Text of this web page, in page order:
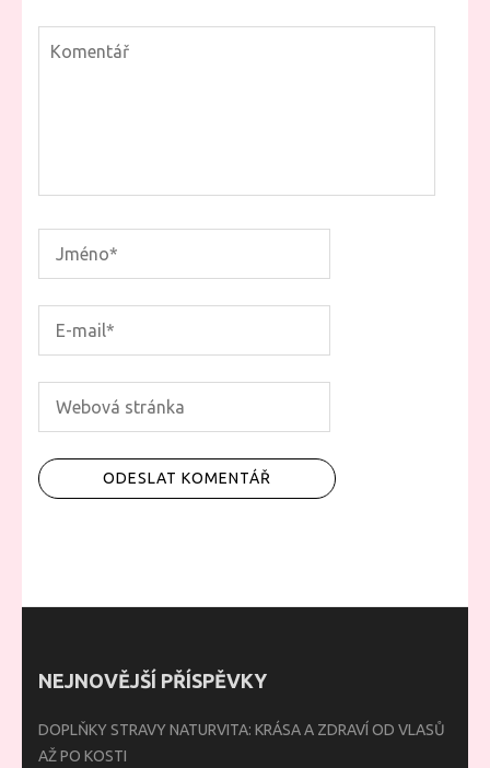
NEJNOVĚJŠÍ PŘÍSPĚVKY
DOPLŇKY STRAVY NATURVITA: KRÁSA A ZDRAVÍ OD VLASŮ
AŽ PO KOSTI